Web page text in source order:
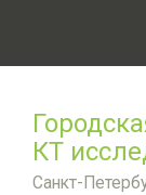
КТ
Санкт-